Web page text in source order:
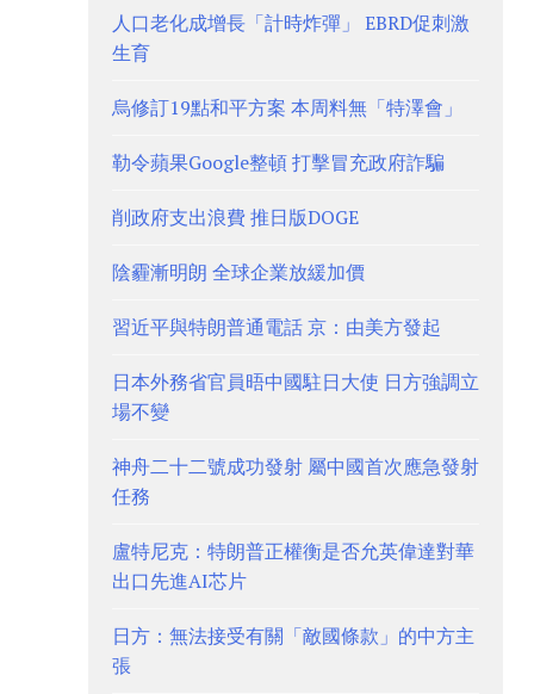
人口老化成增長「計時炸彈」 EBRD促刺激
生育
烏修訂19點和平方案 本周料無「特澤會」
勒令蘋果Google整頓 打擊冒充政府詐騙
削政府支出浪費 推日版DOGE
陰霾漸明朗 全球企業放緩加價
習近平與特朗普通電話 京：由美方發起
日本外務省官員晤中國駐日大使 日方強調立
場不變
神舟二十二號成功發射 屬中國首次應急發射
任務
盧特尼克：特朗普正權衡是否允英偉達對華
出口先進AI芯片
日方：無法接受有關「敵國條款」的中方主
張